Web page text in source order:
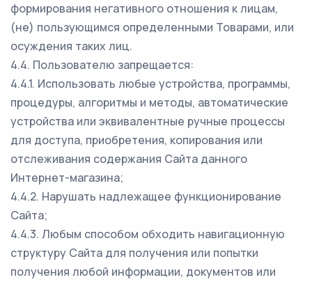
формирования негативного отношения к лицам,
(не) пользующимся определенными Товарами, или
осуждения таких лиц.
4.4. Пользователю запрещается:
4.4.1. Использовать любые устройства, программы,
процедуры, алгоритмы и методы, автоматические
устройства или эквивалентные ручные процессы
для доступа, приобретения, копирования или
отслеживания содержания Сайта данного
Интернет-магазина;
4.4.2. Нарушать надлежащее функционирование
Сайта;
4.4.3. Любым способом обходить навигационную
структуру Сайта для получения или попытки
получения любой информации, документов или